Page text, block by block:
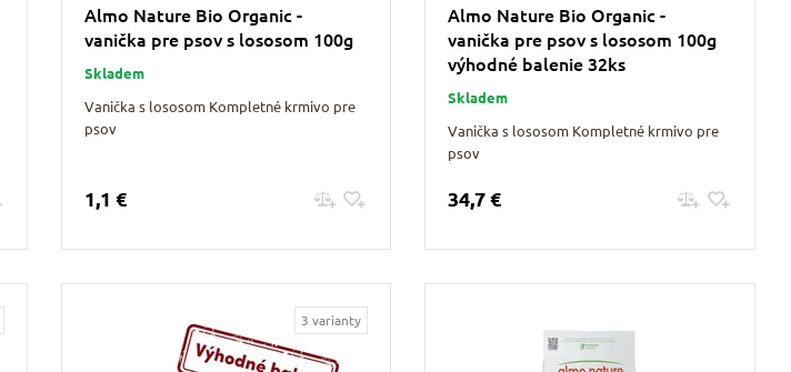
Almo Nature Bio Organic -
vanička pre psov s lososom 100g
Skladem
Vanička s lososom Kompletné krmivo pre
psov
1,1 €
Almo Nature Bio Organic -
vanička pre psov s lososom 100g
výhodné balenie 32ks
Skladem
Vanička s lososom Kompletné krmivo pre
psov
34,7 €
3 varianty